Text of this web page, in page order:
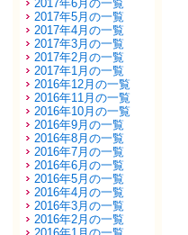
2017年6月の一覧
2017年5月の一覧
2017年4月の一覧
2017年3月の一覧
2017年2月の一覧
2017年1月の一覧
2016年12月の一覧
2016年11月の一覧
2016年10月の一覧
2016年9月の一覧
2016年8月の一覧
2016年7月の一覧
2016年6月の一覧
2016年5月の一覧
2016年4月の一覧
2016年3月の一覧
2016年2月の一覧